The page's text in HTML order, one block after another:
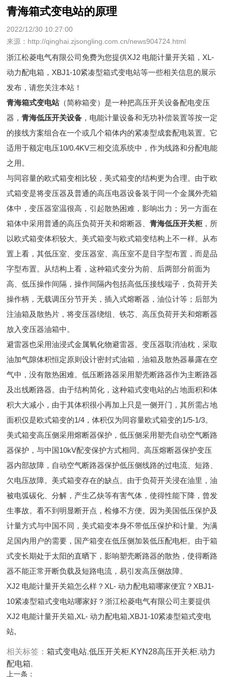
青海箱式变电站的原理
2022/12/30 10:27:00
来源：http://qinghai.zjsongling.com.cn/news904724.html
浙江松菱电气有限公司免费为您提供XJ2 电能计量开关箱 ，XL-
动力配电箱，XBJ1-10紧凑型箱式变电站等一些相关信息的展示
发布，请您关注本站！
青海箱式变电站（简称箱变）是一种把高压开关设备配电变压
器，青海低压开关设备 ，电能计量设备和无功补偿装置等按一定
的接线方案组合在一个或几个箱体内的紧凑型成套配电装置。它
适用于额定电压10/0.4KV三相交流系统中，作为线路和分配电能
之用。
与同容量的欧式箱变相比较，美式箱变的结构更为合理。由于欧
式箱变是将变压器及普通的高压电器设备装于同一个金属外壳箱
体中，变压器室温很高，引起散热困难，影响出力；另一方面在
箱体中采用普通的高压负荷开关和熔断器、青海低压开关柜，所
以欧式箱变体积较大。美式箱变与欧式箱变结构上不一样。从布
置上看，其低压室、变压器室、高压室不是目字型布置，而是品
字型布置。从结构上看，这种箱式变分为前、后两部分前面为
高、低压操作间隔，操作间隔内包括高低压接线端子，负荷开关
操作柄，无载调压分节开关，插入式熔断器，油位计等；后部为
注油箱及散热片，将变压器绕组、铁芯、高压负荷开关和熔断器
放入变压器油箱中。
避雷器也采用油浸式金属氧化物避雷器。变压器取消油枕，采取
油加气隙体积恒定原则设计密封式油箱，油箱及散热器暴露在空
气中，没有散热困难。低压断路器采用塑壳断路器作为主断路器
及出线断路器。由于结构简化，这种箱式变电站的占地面积和体
积大大减小，由于其体积很小再加上只是一侧开门，其所需占地
面积仅是欧式箱变的1/4，体积仅为同容量欧式箱变的1/5-1/3。
美式箱变高压侧采用熔断器保护，低压侧采用塑壳自动空气断路
器保护，与中国10kV配变保护方式相同。高压熔断器保护变压
器内部故障，自动空气断路器保护低压侧线路的过电流、短路、
欠电压故障。美式箱变存在的缺点。由于负荷开关浸在油里，油
被电弧碳化、分解，产生乙炔等有害气体，使得性能下降，曾发
生事故。看不到明显断开点，检修不方便。因为美国低压保护及
计量方式与中国不同，美式箱变本身不带低压保护和计量。为满
足国内用户的需要，国产箱变在低压侧加装低压配电柜。由于箱
式变长期处于太阳的直晒下，影响塑壳断路器的散热，使得断路
器不能正常开断负载及短路电流，易引发高压侧故障。
XJ2 电能计量开关箱怎么样？XL- 动力配电箱哪家便宜？XBJ1-
10紧凑型箱式变电站哪家好？浙江松菱电气有限公司主要提供
XJ2 电能计量开关箱,XL- 动力配电箱,XBJ1-10紧凑型箱式变电
站,
相关标签：箱式变电站,低压开关柜,KYN28高压开关柜,动力
配电箱,
上一条：